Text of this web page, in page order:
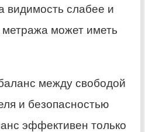
видимость слабее и
может иметь
между свободой
и безопасностью
эффективен только